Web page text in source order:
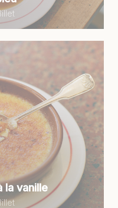
la vanille